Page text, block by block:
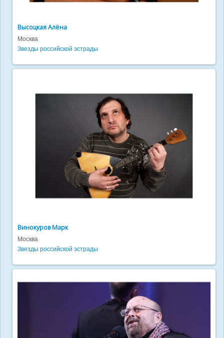
Высоцкая Алёна
Москва
Звезды российской эстрады
Винокуров Марк
Москва
Звезды российской эстрады